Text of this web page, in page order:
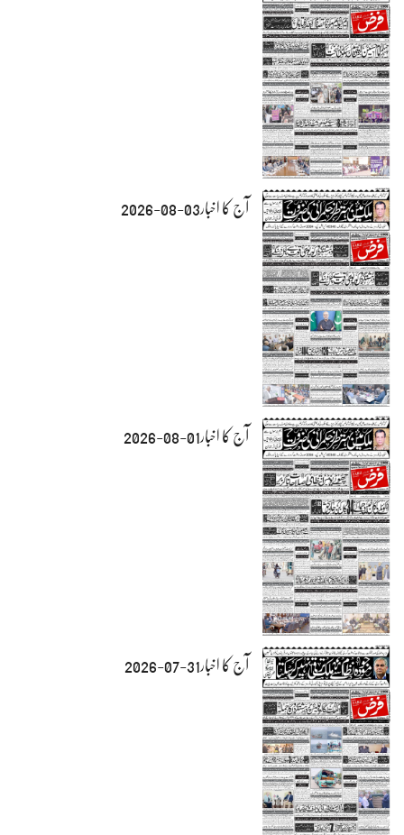
آج کا اخبار03-08-2026
آج کا اخبار01-08-2026
آج کا اخبار31-07-2026